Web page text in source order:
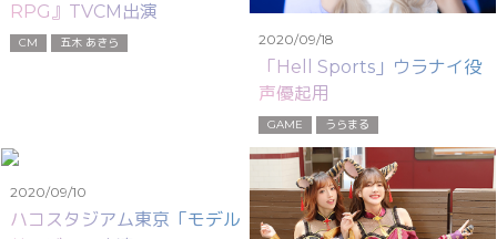
RPG』TVCM出演
CM 五木 あきら 2020/09/18
「Hell Sports」ウラナイ役
声優起用
GAME うらまる
2020/09/10
ハコスタジアム東京「モデル